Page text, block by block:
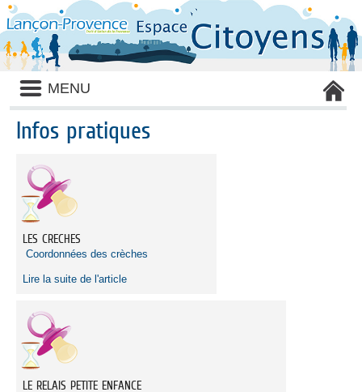
Liste
des
avertissements
MENU
Infos pratiques
catégories
d'information
pratique
LES CRECHES
Coordonnées des crèches
Lire la suite de l'article
LE RELAIS PETITE ENFANCE